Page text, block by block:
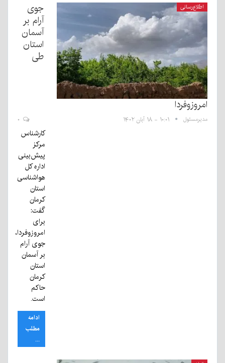
اطلاع‌رسانی
جوی
آرام بر
آسمان
استان
طی
امروزوفردا
مدیرمسئول ۱۰:۰۱ - ۱۸ آبان ۱۴۰۲
کارشناس
مرکز
پیش‌بینی
اداره کل
هواشناسی
استان
کرمان
گفت:
برای
امروزوفردا،
جوی آرام
بر آسمان
استان
کرمان
حاکم
است.
ادامه
مطلب
...